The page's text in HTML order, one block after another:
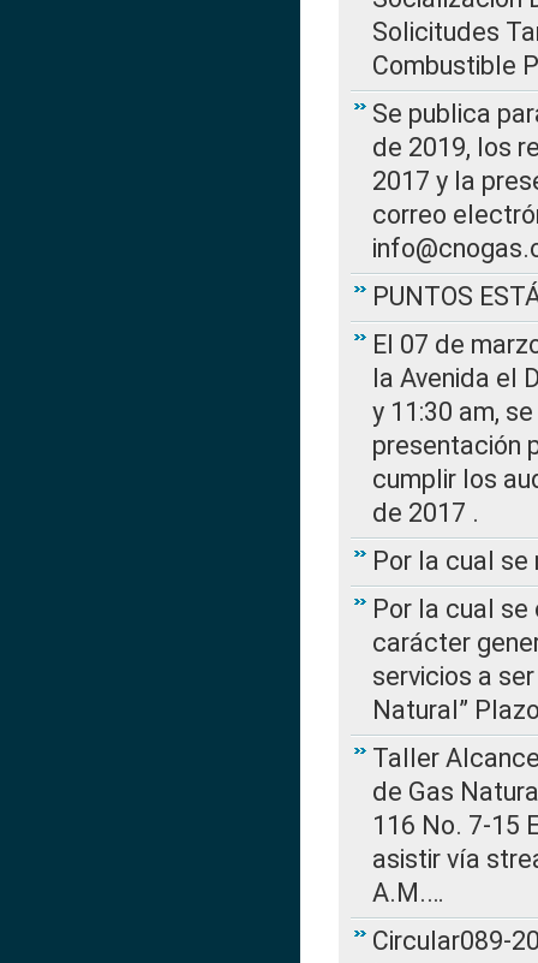
Solicitudes
Combustible
Se publica
de 2019, los
2017 y la
correo
PUNTOS
El 07 de
la Avenida el
y 11:30 am,
presentación
cumplir los
de 2017 .
Por la cual se
Por la cual
carácter
servicios a
Natural”
Taller
de Gas
116 No. 7-15
asistir vía
A.M.…
Circular089-